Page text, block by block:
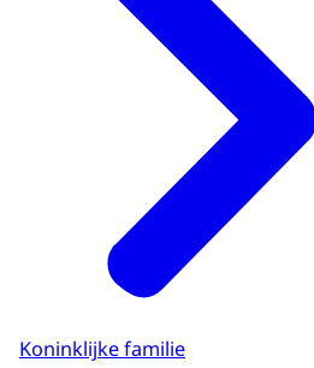
Koninklijke familie